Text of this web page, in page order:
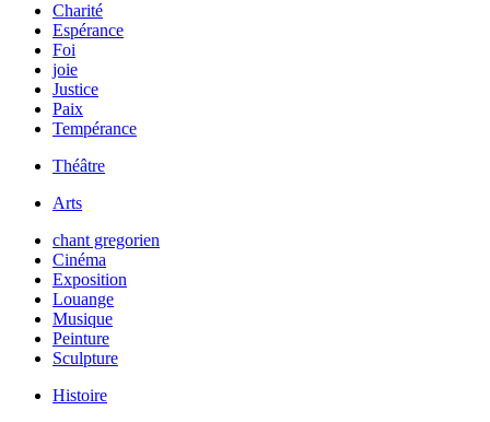
Charité
Espérance
Foi
joie
Justice
Paix
Tempérance
Théâtre
Arts
chant gregorien
Cinéma
Exposition
Louange
Musique
Peinture
Sculpture
Histoire